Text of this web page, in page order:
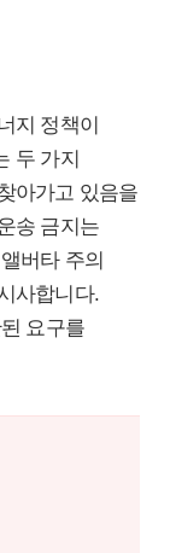
지 정책이
두 가지
아가고 있음을
송 금지는
버타 주의
사합니다.
요구를